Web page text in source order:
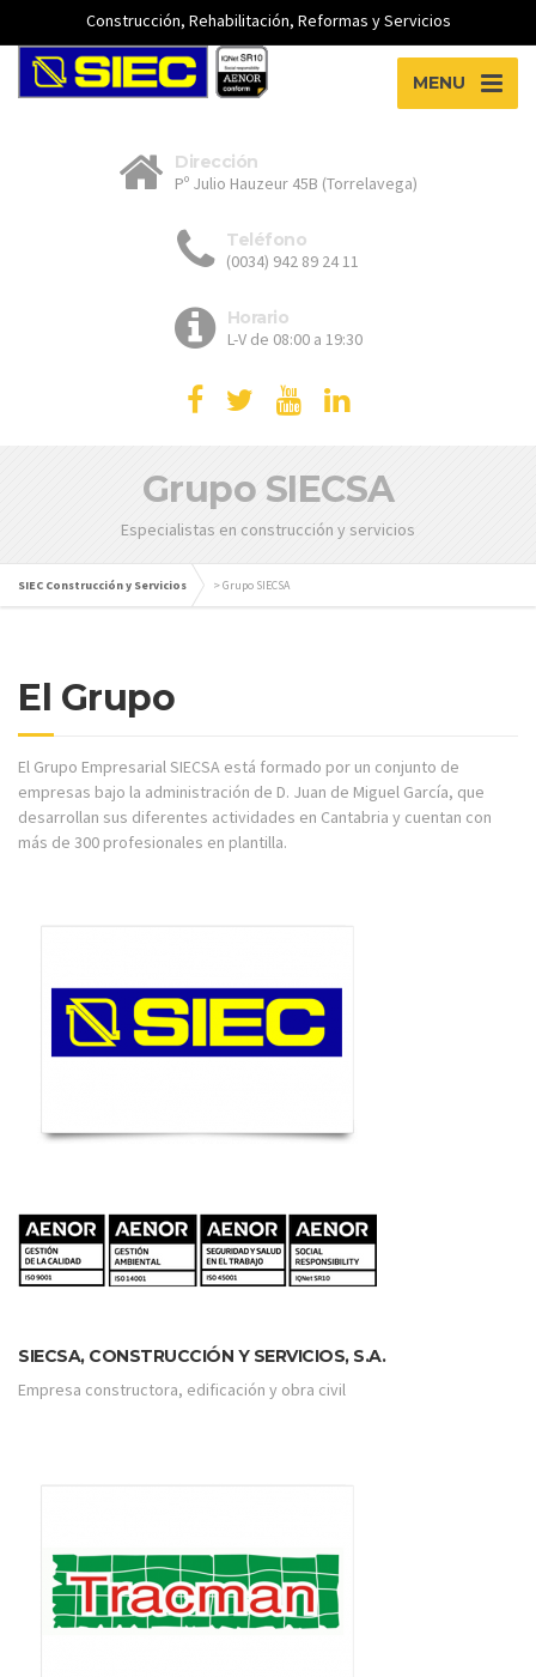
Construcción, Rehabilitación, Reformas y Servicios
MENU
Dirección
Pº Julio Hauzeur 45B (Torrelavega)
Teléfono
(0034) 942 89 24 11
Horario
L-V de 08:00 a 19:30
Grupo SIECSA
Especialistas en construcción y servicios
SIEC Construcción y Servicios >Grupo SIECSA
El Grupo
El Grupo Empresarial SIECSA está formado por un conjunto de
empresas bajo la administración de D. Juan de Miguel García, que
desarrollan sus diferentes actividades en Cantabria y cuentan con
más de 300 profesionales en plantilla.
SIECSA, CONSTRUCCIÓN Y SERVICIOS, S.A.
Empresa constructora, edificación y obra civil